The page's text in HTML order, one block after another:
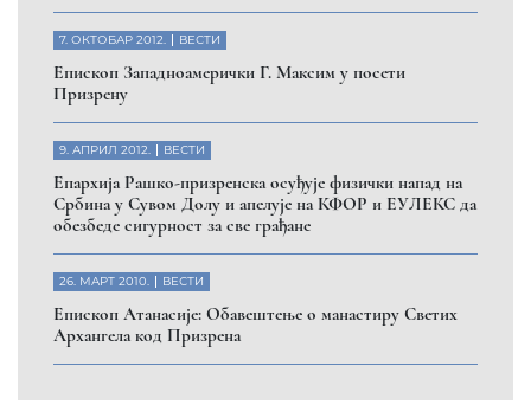
7. ОКТОБАР 2012. ВЕСТИ
Eпископ Западноамерички Г. Максим у посети
Призрену
9. АПРИЛ 2012. ВЕСТИ
Eпархија Рашко-призренска осуђује физички напад на
Србина у Сувом Долу и апелује на КФОР и ЕУЛЕКС да
обезбеде сигурност за све грађане
26. МАРТ 2010. ВЕСТИ
Eпископ Атанасије: Обавештење о манастиру Светих
Архангела код Призрена